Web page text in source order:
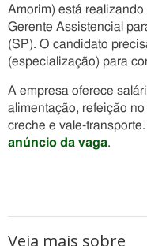
Amorim) está
Gerente Assistencial
(SP). O candidato
(especialização) para
A empresa oferece
alimentação, refeição
creche e vale-
anúncio da vaga.
Veja mais sobre